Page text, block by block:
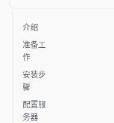
介绍
准备工
作
安装步
骤
配置服
务器